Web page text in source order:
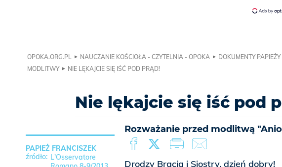
OPOKA.ORG.PL NAUCZANIE KOŚCIOŁA - CZYTELNIA - OPOKA DOKUMENTY
MODLITWY
NIE LĘKAJCIE SIĘ IŚĆ POD PRĄD!
Nie lękajcie się iść pod
Rozważanie przed modlitwą
Drodzy Bracia i Siostry, dzień dobry!
PAPIEŻ FRANCISZEK
L'Osservatore